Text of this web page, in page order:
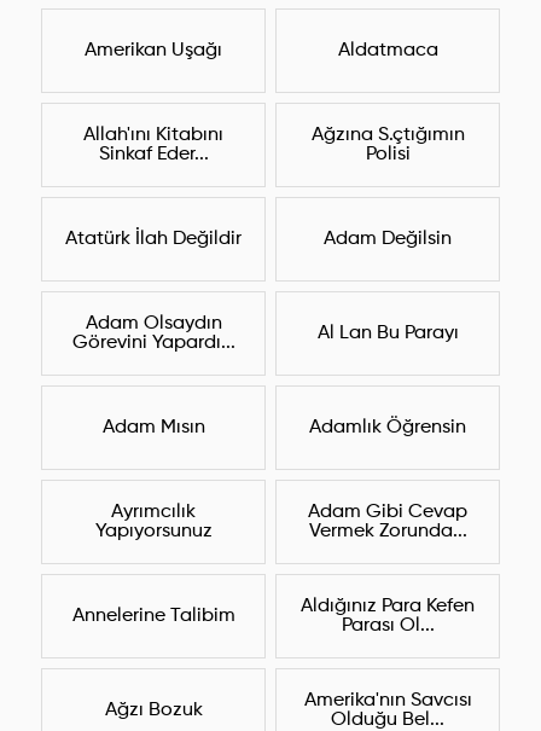
Amerikan Uşağı Aldatmaca
Allah'ını Kitabını
Sinkaf Eder...
Ağzına S.çtığımın
Polisi
Atatürk İlah Değildir Adam Değilsin
Adam Olsaydın
Görevini Yapardı...
Al Lan Bu Parayı
Adam Mısın Adamlık Öğrensin
Ayrımcılık
Yapıyorsunuz
Adam Gibi Cevap
Vermek Zorunda...
Annelerine Talibim
Aldığınız Para Kefen
Parası Ol...
Ağzı Bozuk
Amerika'nın Savcısı
Olduğu Bel...